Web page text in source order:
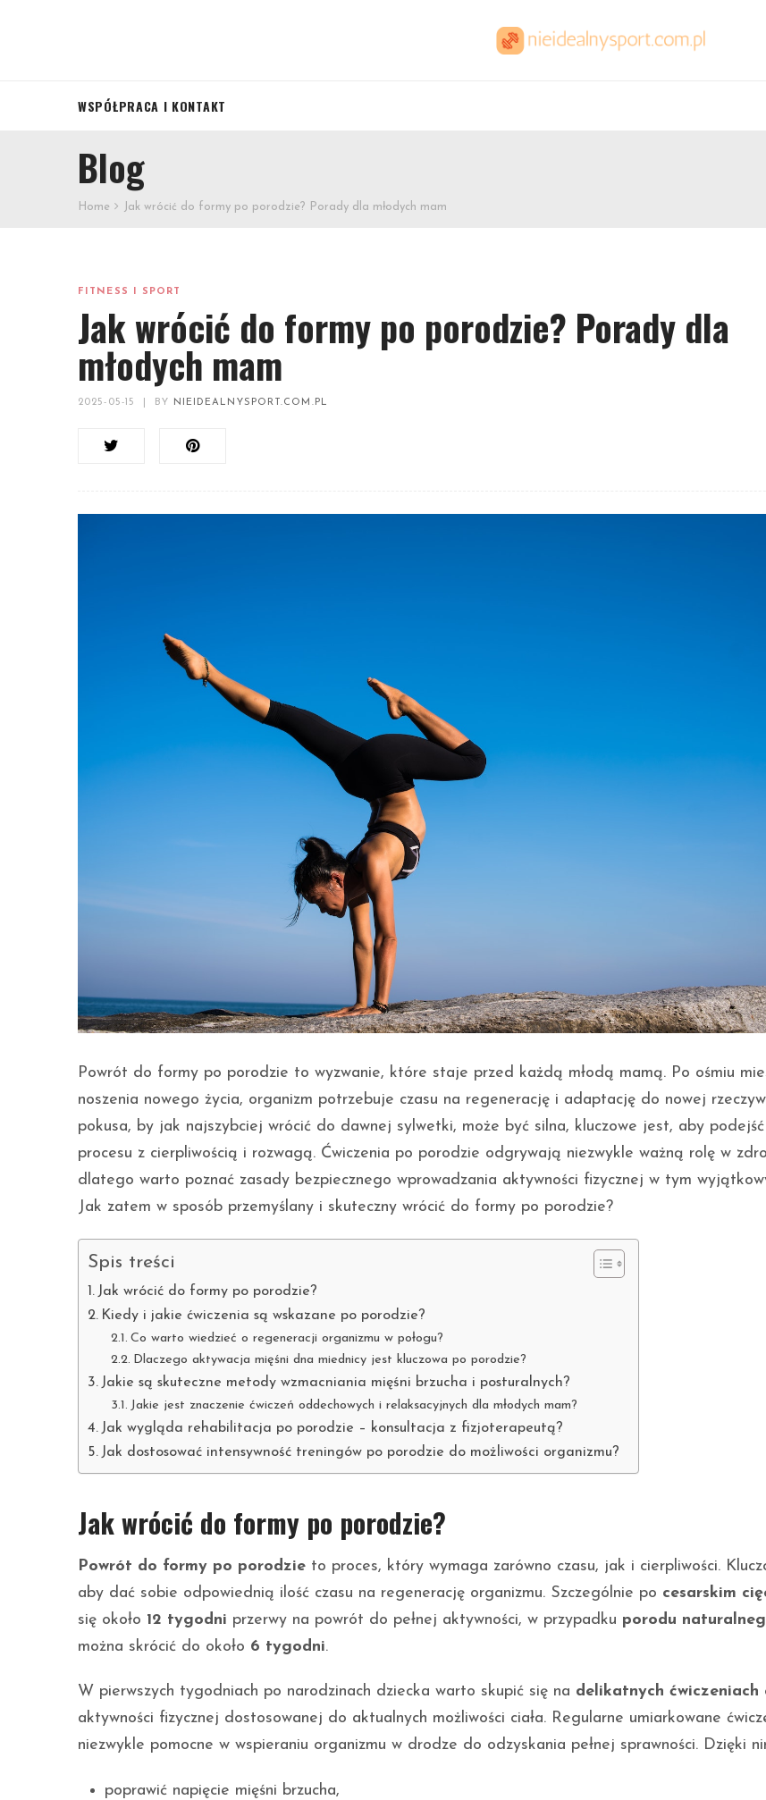
WSPÓŁPRACA I KONTAKT
Blog
Home Jak wrócić do formy po porodzie? Porady dla młodych mam
FITNESS I SPORT
Jak wrócić do formy po porodzie? Porady dla
młodych mam
2025-05-15 BY NIEIDEALNYSPORT.COM.PL
Powrót do formy po porodzie to wyzwanie, które staje przed każdą młodą mamą. Po ośmiu
noszenia nowego życia, organizm potrzebuje czasu na regenerację i adaptację do nowej
pokusa, by jak najszybciej wrócić do dawnej sylwetki, może być silna, kluczowe jest, aby
procesu z cierpliwością i rozwagą. Ćwiczenia po porodzie odgrywają niezwykle ważną rolę w
dlatego warto poznać zasady bezpiecznego wprowadzania aktywności fizycznej w tym
Jak zatem w sposób przemyślany i skuteczny wrócić do formy po porodzie?
Spis treści
Jak wrócić do formy po porodzie?
Kiedy i jakie ćwiczenia są wskazane po porodzie?
Co warto wiedzieć o regeneracji organizmu w połogu?
Dlaczego aktywacja mięśni dna miednicy jest kluczowa po porodzie?
Jakie są skuteczne metody wzmacniania mięśni brzucha i posturalnych?
Jakie jest znaczenie ćwiczeń oddechowych i relaksacyjnych dla młodych mam?
Jak wygląda rehabilitacja po porodzie – konsultacja z fizjoterapeutą?
Jak dostosować intensywność treningów po porodzie do możliwości organizmu?
Jak wrócić do formy po porodzie?
Powrót do formy po porodzie to proces, który wymaga zarówno czasu, jak i cierpliwości.
aby dać sobie odpowiednią ilość czasu na regenerację organizmu. Szczególnie po cesarskim
się około 12 tygodni przerwy na powrót do pełnej aktywności, w przypadku porodu
można skrócić do około 6 tygodni.
W pierwszych tygodniach po narodzinach dziecka warto skupić się na delikatnych ćwiczeniach
aktywności fizycznej dostosowanej do aktualnych możliwości ciała. Regularne umiarkowane
niezwykle pomocne w wspieraniu organizmu w drodze do odzyskania pełnej sprawności. Dzięki
poprawić napięcie mięśni brzucha,